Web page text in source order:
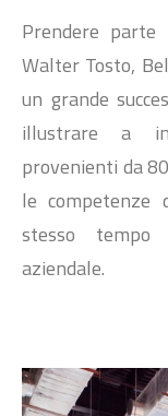
Prendere
Walter Tosto,
un grande
illustrare a
provenienti da
le competenze
stesso tempo
aziendale.